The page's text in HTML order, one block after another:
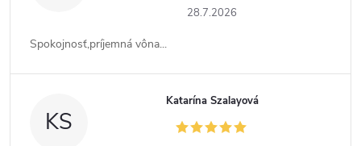
28.7.2026
Spokojnosť,príjemná vôna...
KS
Katarína Szalayová